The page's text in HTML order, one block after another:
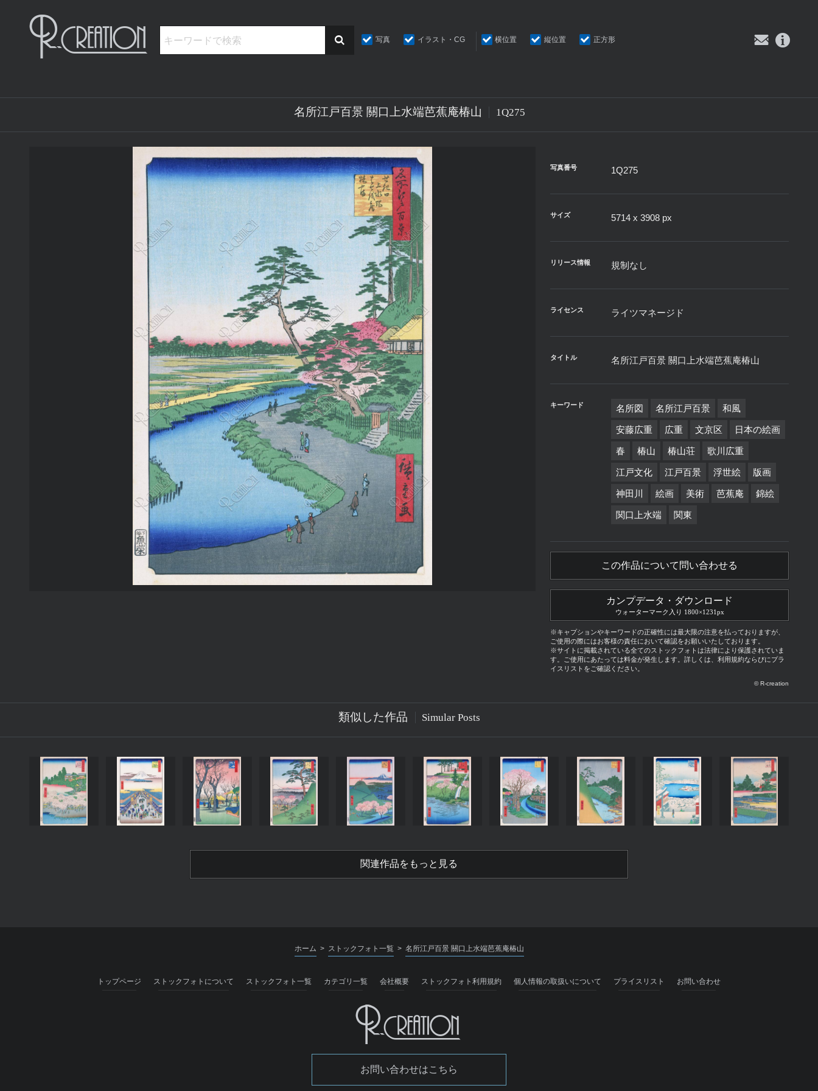
写真 イラスト・CG 横位置 縦位置 正方形
名所江戸百景 關口上水端芭蕉庵椿山 1Q275
写真番号 1Q275
サイズ 5714 x 3908 px
リリース情報 規制なし
ライセンス ライツマネージド
タイトル 名所江戸百景 關口上水端芭蕉庵椿山
キーワード 名所図 名所江戸百景 和風
安藤広重 広重 文京区 日本の絵画
春 椿山 椿山荘 歌川広重
江戸文化 江戸百景 浮世絵 版画
神田川 絵画 美術 芭蕉庵 錦絵
関口上水端 関東
この作品について問い合わせる
カンプデータ・ダウンロード
ウォーターマーク入り 1800×1231px
※キャプションやキーワードの正確性には最大限の注意を払っておりますが、
ご使用の際にはお客様の責任において確認をお願いいたしております。
※サイトに掲載されている全てのストックフォトは法律により保護されていま
す。ご使用にあたっては料金が発生します。詳しくは、利用規約ならびにプラ
イスリストをご確認ください。
© R-creation
類似した作品 Simular Posts
関連作品をもっと見る
ホーム > ストックフォト一覧 > 名所江戸百景 關口上水端芭蕉庵椿山
トップページ ストックフォトについて ストックフォト一覧 カテゴリ一覧 会社概要 ストックフォト利用規約 個人情報の取扱いについて プライスリスト お問い合わせ
お問い合わせはこちら